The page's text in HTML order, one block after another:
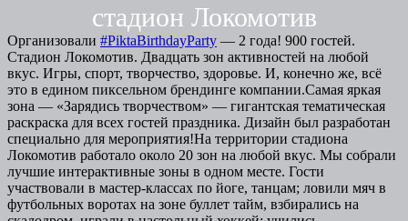
стадион Локомотив
Организовали #PiktaBirthdayParty — 2 года! 900 гостей.
Стадион Локомотив. Двадцать зон активностей на любой
вкус. Игры, спорт, творчество, здоровье. И, конечно же, всё
это в едином пиксельном брендинге компании.Самая яркая
зона — «Зарядись творчеством» — гигантская тематическая
раскраска для всех гостей праздника. Дизайн был разработан
специально для мероприятия!На территории стадиона
Локомотив работало около 20 зон на любой вкус. Мы собрали
лучшие интерактивные зоны в одном месте. Гости
участвовали в мастер-классах по йоге, танцам; ловили мяч в
футбольных воротах на зоне буллет тайм, взбирались на